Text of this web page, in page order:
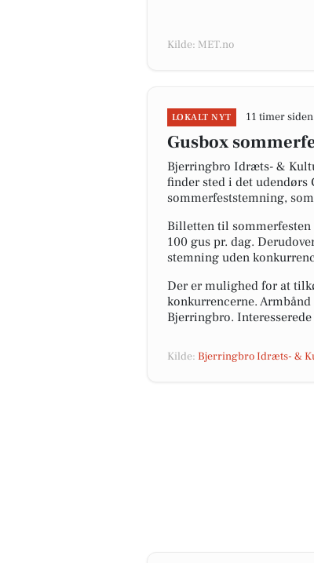
Kilde: MET.no
LOKALT NYT 11 timer siden
Gusbox
Bjerringbro Idræts- &
finder sted i det udendørs
sommerfeststemning,
Billetten til sommerfesten
100 gus pr. dag.
stemning uden
Der er mulighed for at
konkurrencerne.
Bjerringbro.
Kilde: Bjerringbro Idræts- &